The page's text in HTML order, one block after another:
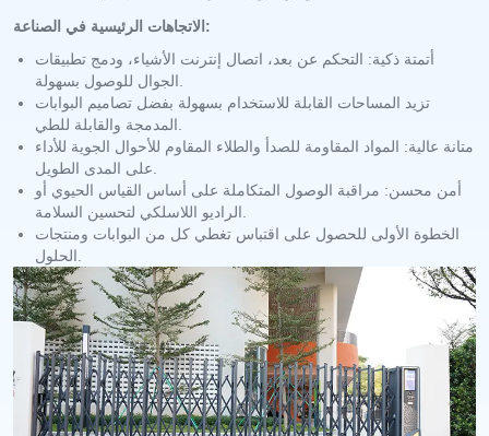
الاتجاهات الرئيسية في الصناعة:
أتمتة ذكية: التحكم عن بعد، اتصال إنترنت الأشياء، ودمج تطبيقات
تزيد المساحات القابلة للاستخدام بسهولة بفضل تصاميم البوابات
متانة عالية: المواد المقاومة للصدأ والطلاء المقاوم للأحوال الجوية للأداء
أمن محسن: مراقبة الوصول المتكاملة على أساس القياس الحيوي أو
الخطوة الأولى للحصول على اقتباس تغطي كل من البوابات ومنتجات